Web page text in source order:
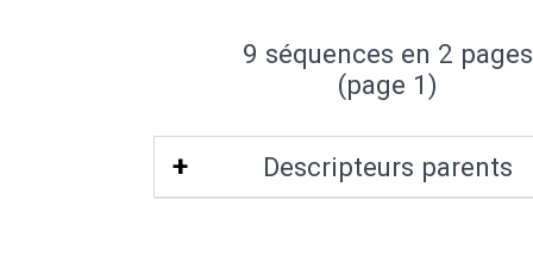
9 séquences en 2 pages
(page 1)
Descripteurs parents